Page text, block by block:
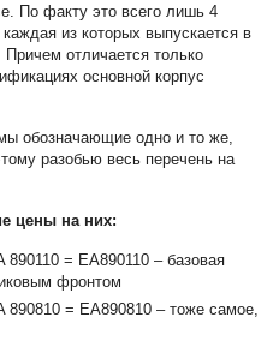
По факту это всего лишь 4
из которых выпускается в
отличается только
основной корпус
обозначающие одно и то же,
разобью весь перечень на
цены на них:
890110 = EA890110 – базовая
фронтом
890810 = EA890810 – тоже самое,